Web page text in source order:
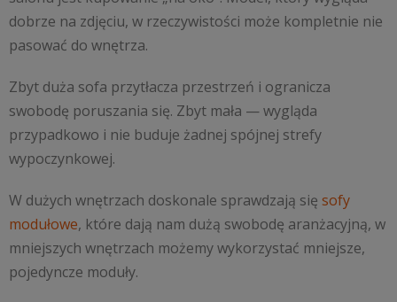
dobrze na zdjęciu, w rzeczywistości może kompletnie nie
pasować do wnętrza.
Zbyt duża sofa przytłacza przestrzeń i ogranicza
swobodę poruszania się. Zbyt mała — wygląda
przypadkowo i nie buduje żadnej spójnej strefy
wypoczynkowej.
W dużych wnętrzach doskonale sprawdzają się sofy
modułowe, które dają nam dużą swobodę aranżacyjną, w
mniejszych wnętrzach możemy wykorzystać mniejsze,
pojedyncze moduły.